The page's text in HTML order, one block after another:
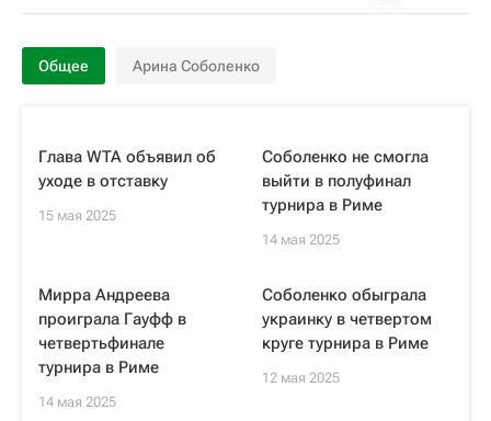
Общее Арина Соболенко
Глава WTA объявил об
уходе в отставку
15 мая 2025
Соболенко не смогла
выйти в полуфинал
турнира в Риме
14 мая 2025
Мирра Андреева
проиграла Гауфф в
четвертьфинале
турнира в Риме
14 мая 2025
Соболенко обыграла
украинку в четвертом
круге турнира в Риме
12 мая 2025